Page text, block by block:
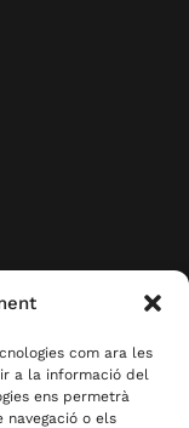
com ara les
a la informació del
ens permetrà
o els